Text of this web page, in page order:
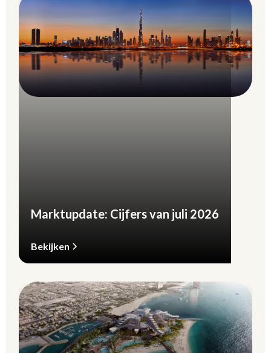
Marktupdate: Cijfers van juli 2026
Bekijken